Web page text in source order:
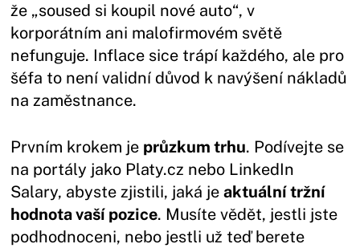
že „soused si koupil nové auto“, v
korporátním ani malofirmovém světě
nefunguje. Inflace sice trápí každého, ale pro
šéfa to není validní důvod k navýšení nákladů
na zaměstnance.
Prvním krokem je průzkum trhu. Podívejte se
na portály jako Platy.cz nebo LinkedIn
Salary, abyste zjistili, jaká jeaktuální tržní
hodnota vaší pozice. Musíte vědět, jestli jste
podhodnoceni, nebo jestli už teď berete